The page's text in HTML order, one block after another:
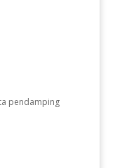
pendamping